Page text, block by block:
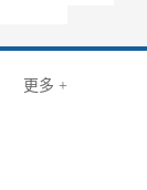
更多 +